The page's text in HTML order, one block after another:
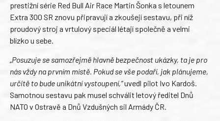
prestižní série Red Bull Air Race Martin Šonka s letounem
Extra 300 SR znovu připravují a zkoušejí sestavu, při níž
proudový stroj a vrtulový speciál létají společně a velmi
blízko u sebe.
„Posuzuje se samozřejmě hlavně bezpečnost ukázky, ta je pro
nás vždy na prvním místě. Pokud se vše podaří, jak plánujeme,
určitě to bude unikátní vystoupení,“uvedl pilot Ivo Kardoš.
Samotnou sestavu pak musel schválit letový ředitel Dnů
NATO v Ostravě a Dnů Vzdušných sil Armády ČR.